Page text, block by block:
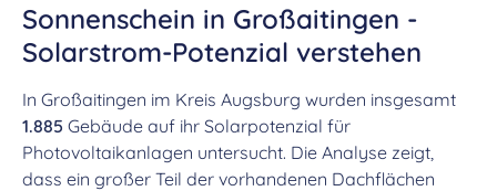
Sonnenschein in Großaitingen -
Solarstrom-Potenzial verstehen
In Großaitingen im Kreis Augsburg wurden insgesamt
1.885 Gebäude auf ihr Solarpotenzial für
Photovoltaikanlagen untersucht. Die Analyse zeigt,
dass ein großer Teil der vorhandenen Dachflächen